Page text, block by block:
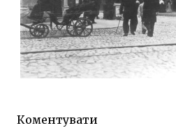
ЖИТОМИР
Коментувати